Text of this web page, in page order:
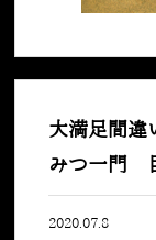
大満足間違
みつ一門
2020.07.8